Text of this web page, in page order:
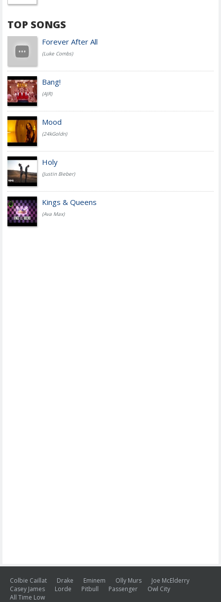
TOP SONGS
Forever After All
(Luke Combs)
Bang!
(AJR)
Mood
(24kGoldn)
Holy
(Justin Bieber)
Kings & Queens
(Ava Max)
Colbie Caillat Drake Eminem Olly Murs
Joe McElderry
Casey James
Lorde Pitbull Passenger
Owl City
All Time Low